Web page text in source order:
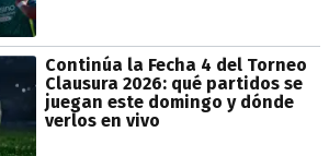
Continúa la Fecha 4 del Torneo
Clausura 2026: qué partidos se
juegan este domingo y dónde
verlos en vivo